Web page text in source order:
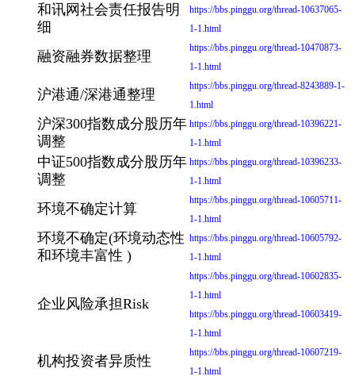
和讯网社会责任报告明
细
https://bbs.pinggu.org/thread-10637065-
1-1.html
融资融券数据整理
https://bbs.pinggu.org/thread-10470873-
1-1.html
沪港通/深港通整理
https://bbs.pinggu.org/thread-8243889-1-
1.html
沪深300指数成分股历年
调整
https://bbs.pinggu.org/thread-10396221-
1-1.html
中证500指数成分股历年
调整
https://bbs.pinggu.org/thread-10396233-
1-1.html
环境不确定计算
https://bbs.pinggu.org/thread-10605711-
1-1.html
环境不确定(环境动态性
和环境丰富性 )
https://bbs.pinggu.org/thread-10605792-
1-1.html
企业风险承担Risk
https://bbs.pinggu.org/thread-10602835-
1-1.html
https://bbs.pinggu.org/thread-10603419-
1-1.html
机构投资者异质性
https://bbs.pinggu.org/thread-10607219-
1-1.html